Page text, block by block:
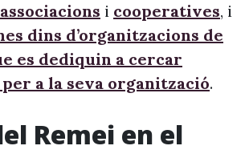
i cooperatives, i
dins d’organitzacions de
es dediquin a cercar
a la seva organització.
Remei en el